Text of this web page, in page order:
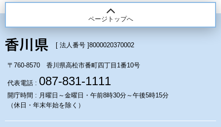
ページトップへ
[ 法人番号 ]8000020370002
〒760-8570 香川県高松市番町四丁目1番10号
代表電話 : 087-831-1111
開庁時間 : 月曜日～金曜日・午前8時30分～午後5時15分
（休日・年末年始を除く）